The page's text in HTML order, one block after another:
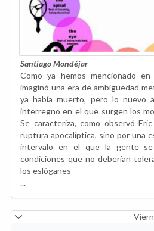
Santiago Mondéjar
Como ya hemos mencionado
imaginó una era de ambigüedad
ya había muerto, pero lo nuevo
interregno en el que surgen los
Se caracteriza, como observó
ruptura apocalíptica, sino por una
intervalo en el que la gente
condiciones que no deberían
los eslóganes
...